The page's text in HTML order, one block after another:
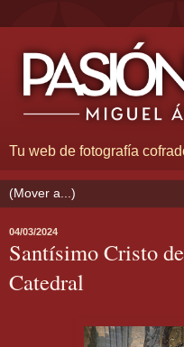
Tu web de fotografía
04/03/2024
Santísimo Cristo
Catedral